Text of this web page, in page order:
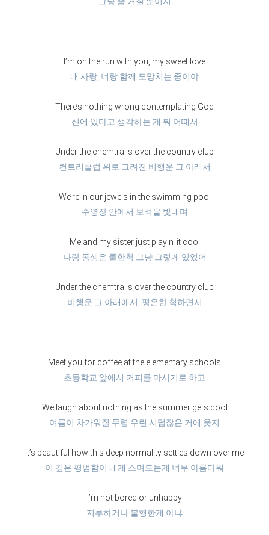
I’m on the run with you, my sweet love
내 사랑, 너랑 함께 도망치는 중이야
There’s nothing wrong contemplating God
신에 있다고 생각하는 게 뭐 어때서
Under the chemtrails over the country club
컨트리클럽 위로 그려진 비행운 그 아래서
We’re in our jewels in the swimming pool
수영장 안에서 보석을 빛내며
Me and my sister just playin’ it cool
나랑 동생은 쿨한척 그냥 그렇게 있었어
Under the chemtrails over the country club
비행운 그 아래에서, 평온한 척하면서
Meet you for coffee at the elementary schools
초등학교 앞에서 커피를 마시기로 하고
We laugh about nothing as the summer gets cool
여름이 차가워질 무렵 우린 시덥잖은 거에 웃지
It’s beautiful how this deep normality settles down over me
이 깊은 평범함이 내게 스며드는게 너무 아름다워
I’m not bored or unhappy
지루하거나 불행한게 아냐